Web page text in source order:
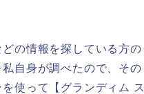
の情報を探している方の
自身が調べたので、その
使って【グランディム ス